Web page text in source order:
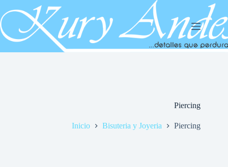
al
contenido
Piercing
Inicio Bisuteria y Joyeria Piercing